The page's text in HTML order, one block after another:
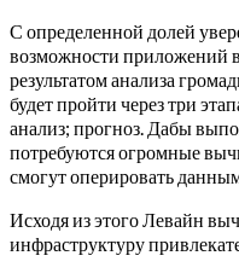
С определенной долей
возможности приложений
результатом анализа
будет пройти через три
анализ; прогноз. Дабы
потребуются огромные
смогут оперировать
Исходя из этого Левайн
инфраструктуру